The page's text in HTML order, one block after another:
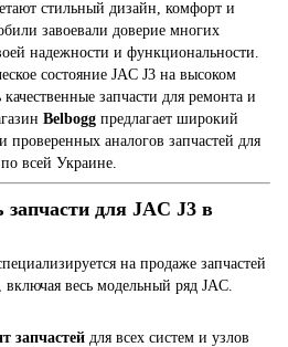
стильный дизайн, комфорт и
завоевали доверие многих
надежности и функциональности.
состояние JAC J3 на высоком
запчасти для ремонта и
Belbogg предлагает широкий
проверенных аналогов запчастей для
всей Украине.
для JAC J3 в
на продаже запчастей
весь модельный ряд JAC.
запчастей для всех систем и узлов